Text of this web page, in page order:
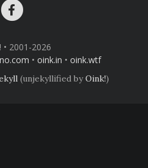
2001-2026
• oink.in • oink.wtf
(unjekyllified byOink!)